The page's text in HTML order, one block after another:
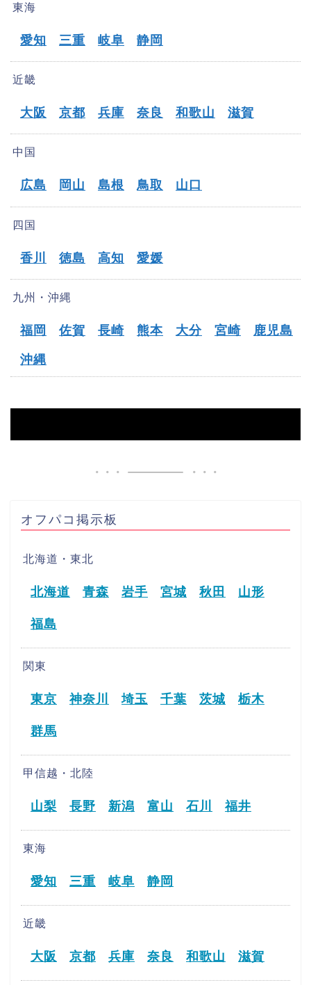
東海
愛知 三重 岐阜 静岡
近畿
大阪 京都 兵庫 奈良 和歌山 滋賀
中国
広島 岡山 島根 鳥取 山口
四国
香川 徳島 高知 愛媛
九州・沖縄
福岡 佐賀 長崎 熊本 大分 宮崎 鹿児島
沖縄
オフパコ掲示板
北海道・東北
北海道 青森 岩手 宮城 秋田 山形
福島
関東
東京 神奈川 埼玉 千葉 茨城 栃木
群馬
甲信越・北陸
山梨 長野 新潟 富山 石川 福井
東海
愛知 三重 岐阜 静岡
近畿
大阪 京都 兵庫 奈良 和歌山 滋賀